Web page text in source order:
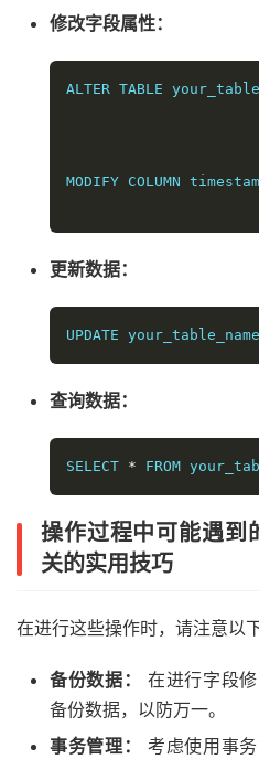
修改字段属性：
ALTER TABLE
MODIFY COLUMN
更新数据：
UPDATE
查询数据：
SELECT * FROM
操作过程中可能遇到
关的实用技巧
在进行这些操作时，请注意以下
备份数据：
在进行字段
备份数据，以防万一。
事务管理：
考虑使用事